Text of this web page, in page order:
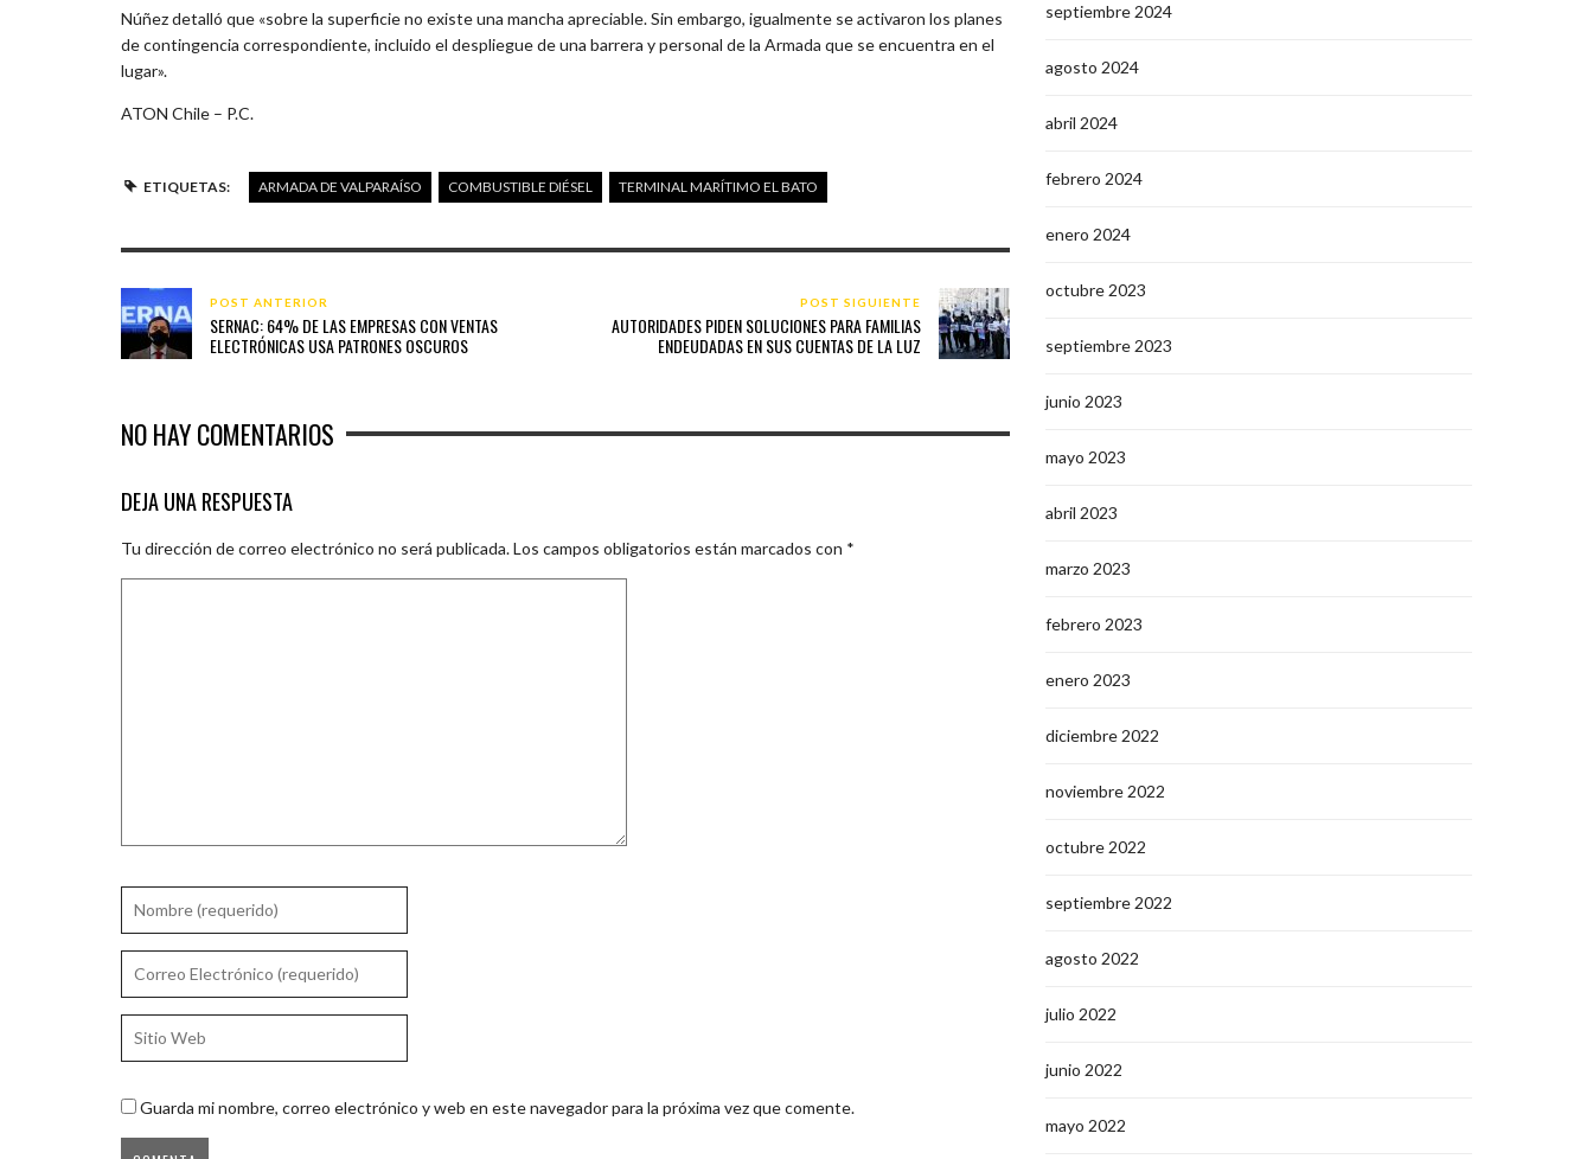
Núñez detalló que «sobre la superficie no existe una mancha apreciable. Sin embargo, igualmente se activaron los planes
de contingencia correspondiente, incluido el despliegue de una barrera y personal de la Armada que se encuentra en el
lugar».
ATON Chile – P.C.
ETIQUETAS: ARMADA DE VALPARAÍSO COMBUSTIBLE DIÉSEL TERMINAL MARÍTIMO EL BATO
POST ANTERIOR
SERNAC: 64% DE LAS EMPRESAS CON VENTAS
ELECTRÓNICAS USA PATRONES OSCUROS
POST SIGUIENTE
AUTORIDADES PIDEN SOLUCIONES PARA FAMILIAS
ENDEUDADAS EN SUS CUENTAS DE LA LUZ
NO HAY COMENTARIOS
DEJA UNA RESPUESTA
Tu dirección de correo electrónico no será publicada.Los campos obligatorios están marcados con *
Guarda mi nombre, correo electrónico y web en este navegador para la próxima vez que comente.
septiembre 2024
agosto 2024
abril 2024
febrero 2024
enero 2024
octubre 2023
septiembre 2023
junio 2023
mayo 2023
abril 2023
marzo 2023
febrero 2023
enero 2023
diciembre 2022
noviembre 2022
octubre 2022
septiembre 2022
agosto 2022
julio 2022
junio 2022
mayo 2022